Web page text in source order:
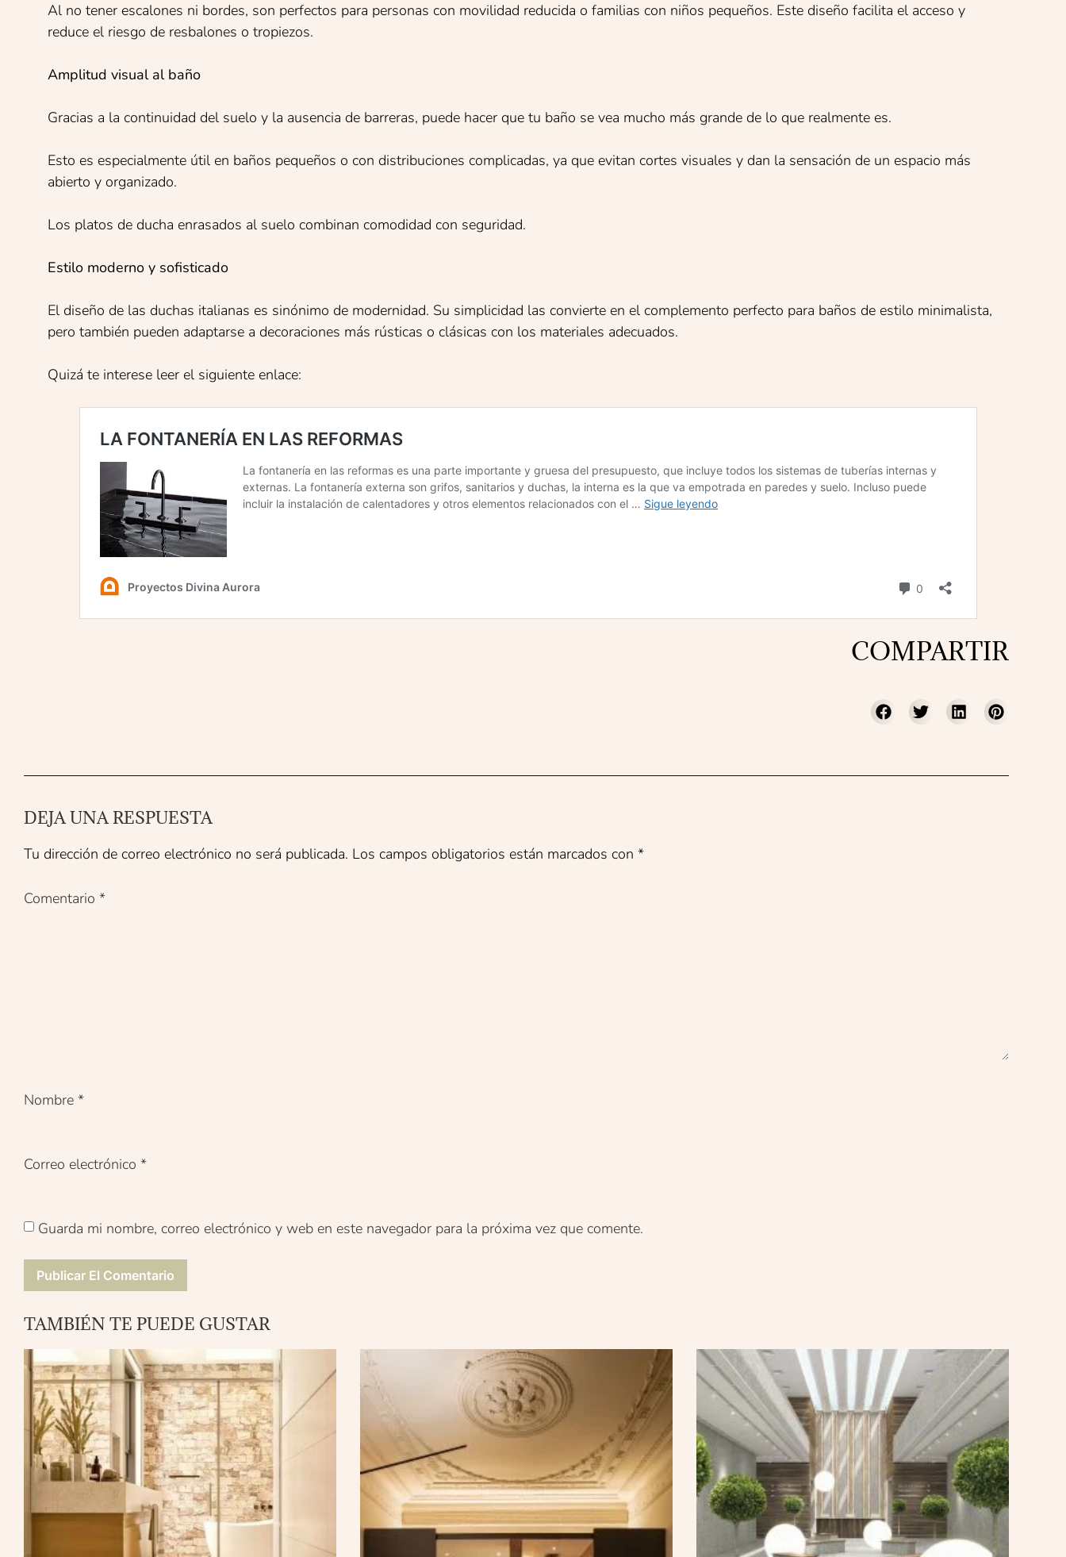
Al no tener escalones ni bordes, son perfectos para personas con movilidad reducida o familias con niños pequeños. Este diseño facilita el acceso y
reduce el riesgo de resbalones o tropiezos.
Amplitud visual al baño
Gracias a la continuidad del suelo y la ausencia de barreras, puede hacer que tu baño se vea mucho más grande de lo que realmente es.
Esto es especialmente útil en baños pequeños o con distribuciones complicadas, ya que evitan cortes visuales y dan la sensación de un espacio más
abierto y organizado.
Los platos de ducha enrasados al suelo combinan comodidad con seguridad.
Estilo moderno y sofisticado
El diseño de las duchas italianas es sinónimo de modernidad. Su simplicidad las convierte en el complemento perfecto para baños de estilo minimalista,
pero también pueden adaptarse a decoraciones más rústicas o clásicas con los materiales adecuados.
Quizá te interese leer el siguiente enlace:
COMPARTIR
DEJA UNA RESPUESTA
Tu dirección de correo electrónico no será publicada. Los campos obligatorios están marcados con *
Comentario *
Nombre *
Correo electrónico *
Guarda mi nombre, correo electrónico y web en este navegador para la próxima vez que comente.
TAMBIÉN TE PUEDE GUSTAR